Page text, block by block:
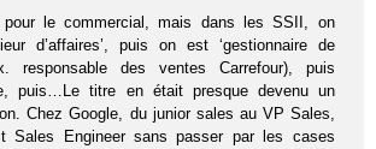
le commercial, mais dans les SSII, on
d’affaires’, puis on est ‘gestionnaire de
responsable des ventes Carrefour), puis
puis…Le titre en était presque devenu un
Chez Google, du junior sales au VP Sales,
Sales Engineer sans passer par les cases